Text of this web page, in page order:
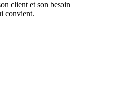
client et son besoin
convient.